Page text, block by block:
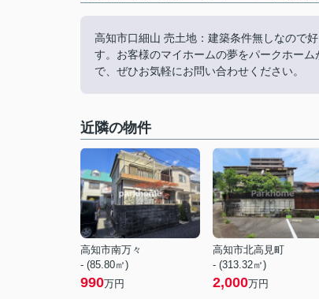
高知市口細山 売土地：建築条件無しなので
す。お客様のマイホームの夢をパークホー
で、ぜひお気軽にお問い合わせください。
近隣の物件
高知市南万々
- (85.80㎡)
990万円
高知市北高見町
- (313.32㎡)
2,000万円